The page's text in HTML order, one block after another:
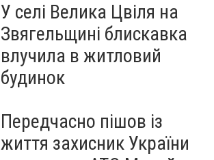
У селі Велика Цвіля на
Звягельщині блискавка
влучила в житловий
будинок
Передчасно пішов із
життя захисник України